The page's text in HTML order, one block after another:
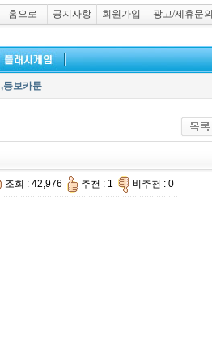
홈으로 공지사항 회원가입 광고/제휴문의
,등보카툰
조회 : 42,976 추천 : 1 비추천 : 0